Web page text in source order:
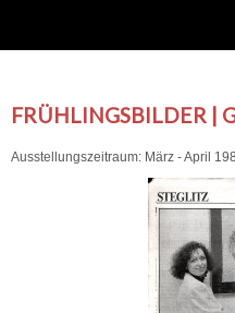
FRÜHLINGSBILDER |
Ausstellungszeitraum: März - April